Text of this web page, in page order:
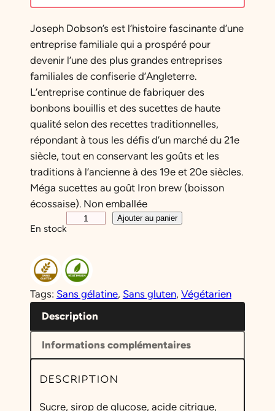
Joseph Dobson’s est l’histoire fascinante d’une
entreprise familiale qui a prospéré pour
devenir l’une des plus grandes entreprises
familiales de confiserie d’Angleterre.
L’entreprise continue de fabriquer des
bonbons bouillis et des sucettes de haute
qualité selon des recettes traditionnelles,
répondant à tous les défis d’un marché du 21e
siècle, tout en conservant les goûts et les
traditions à l’ancienne à des 19e et 20e siècles.
Méga sucettes au goût Iron brew (boisson
écossaise). Non emballée
En stock
u
n
t
i
t
é
d
e
S
Ajouter au panier
Tags: Sans gélatine, Sans gluten, Végétarien
Description
Informations complémentaires
DESCRIPTION
Sucre, sirop de glucose, acide citrique,